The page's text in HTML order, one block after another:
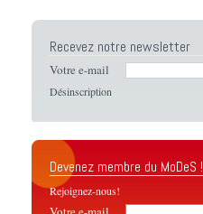
Recevez notre newsletter
Votre e-mail
Désinscription
Devenez membre du MoDeS !
Rejoignez-nous!